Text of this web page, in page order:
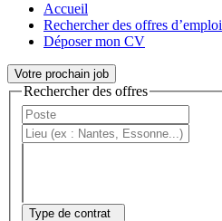
Accueil
Rechercher des offres d’emploi
Déposer mon CV
Votre prochain job
Rechercher des offres
Type de contrat